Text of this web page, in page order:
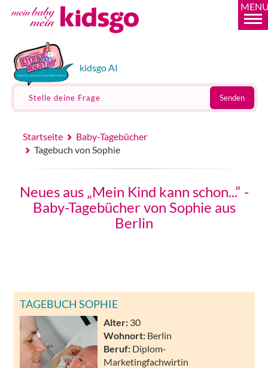
kidsgo AI
Stelle deine Frage Senden
Startseite
Baby-Tagebücher
Tagebuch von Sophie
Neues aus „Mein Kind kann schon...“ -
Baby-Tagebücher von Sophie aus
Berlin
TAGEBUCH SOPHIE
Alter: 30
Wohnort: Berlin
Beruf: Diplom-
Marketingfachwirtin